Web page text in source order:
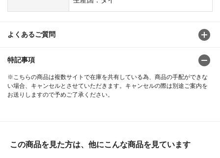
よくあるご質問
特記事項
※こちらの商品は複数サイトで在庫を共有している為、商品の手配ができな
い場合、キャンセルとさせていただきます。キャンセルの際は別途ご案内を
お送りしますので予めご了承ください。
この商品を見た方は、他にこんな商品を見ています